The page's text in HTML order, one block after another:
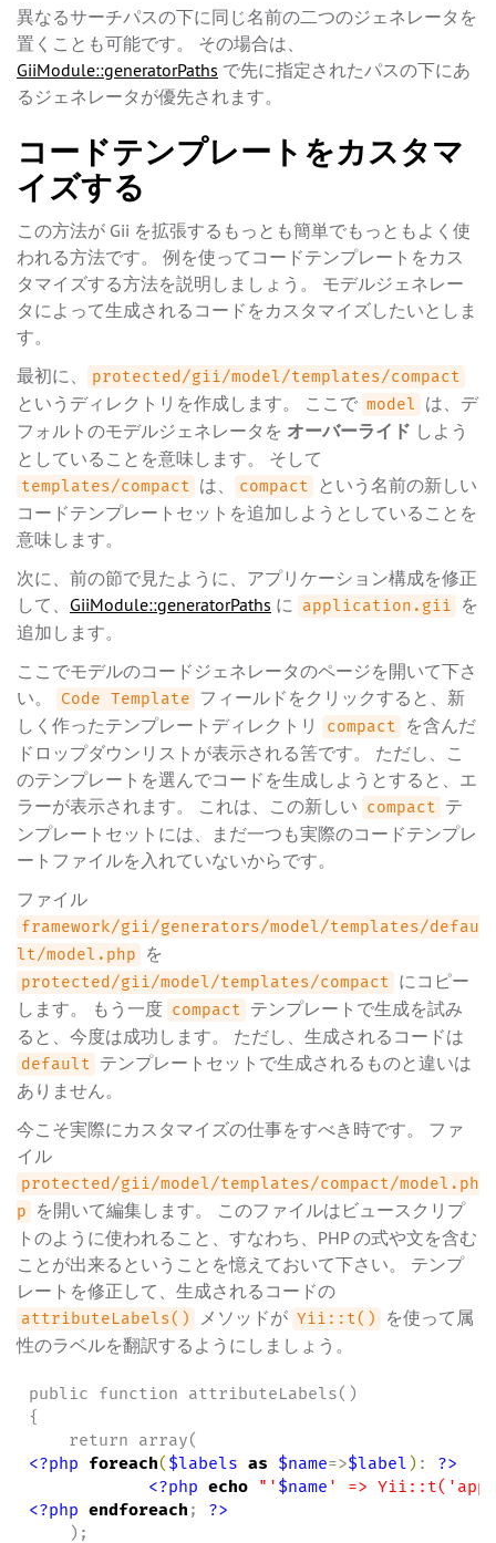
異なるサーチパスの下に同じ名前の二つのジェネレータを
置くことも可能です。 その場合は、
GiiModule::generatorPaths で先に指定されたパスの下にあ
るジェネレータが優先されます。
コードテンプレートをカスタマ
イズする
この方法が Gii を拡張するもっとも簡単でもっともよく使
われる方法です。 例を使ってコードテンプレートをカス
タマイズする方法を説明しましょう。 モデルジェネレー
タによって生成されるコードをカスタマイズしたいとしま
す。
最初に、
protected/gii/model/templates/compact
というディレクトリを作成します。 ここで model
は、デ
フォルトのモデルジェネレータを オーバーライド しよう
としていることを意味します。 そして
templates/compact は、 compact
という名前の新しい
コードテンプレートセットを追加しようとしていることを
意味します。
次に、前の節で見たように、アプリケーション構成を修正
して、 GiiModule::generatorPaths に application.gii
を
追加します。
ここでモデルのコードジェネレータのページを開いて下さ
い。
Code Template フィールドをクリックすると、新
しく作ったテンプレートディレクトリ
compact
を含んだ
ドロップダウンリストが表示される筈です。 ただし、こ
のテンプレートを選んでコードを生成しようとすると、エ
ラーが表示されます。 これは、この新しい compact テ
ンプレートセットには、まだ一つも実際のコードテンプレ
ートファイルを入れていないからです。
ファイル
framework/gii/generators/model/templates/defau
lt/model.php
を
protected/gii/model/templates/compact にコピー
します。 もう一度 compact テンプレートで生成を試み
ると、今度は成功します。 ただし、生成されるコードは
default テンプレートセットで生成されるものと違いは
ありません。
今こそ実際にカスタマイズの仕事をすべき時です。 ファ
イル
protected/gii/model/templates/compact/model.ph
p
を開いて編集します。 このファイルはビュースクリプ
トのように使われること、すなわち、PHP の式や文を含む
ことが出来るということを憶えておいて下さい。 テンプ
レートを修正して、生成されるコードの
attributeLabels() メソッドが Yii::t()
を使って属
性のラベルを翻訳するようにしましょう。
public function attributeLabels()
{
<?php
foreach($labels as $name=>$label ) : ?>
<?php echo " ' $name ' =>
<?php endforeach ; ?>
    );